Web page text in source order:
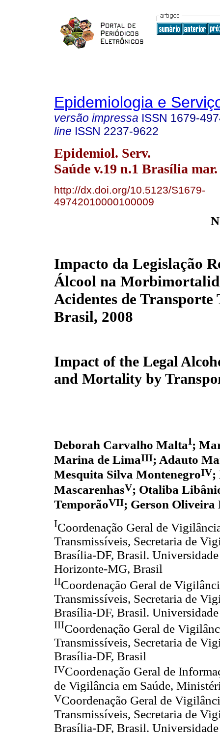
Epidemiologia e
versão impressa ISSN 1679-
line ISSN 2237-9622
Epidemiol. Serv.
Saúde v.19 n.1 Brasília mar.
http://dx.doi.org/10.5123/S1679-
49742010000100009
Impacto da Legislação
Álcool na
Acidentes de Transporte
Brasil, 2008
Impact of the Legal
and Mortality by
Deborah Carvalho MaltaI;
Marina de LimaIII; Adauto
Mesquita Silva MontenegroIV;
MascarenhasV; Otaliba
TemporãoVII; Gerson Oliveira
ICoordenação Geral de
Transmissíveis, Secretaria de
Brasília-DF, Brasil.
Horizonte-MG, Brasil
IICoordenação Geral de
Transmissíveis, Secretaria de
Brasília-DF, Brasil.
IIICoordenação Geral de
Transmissíveis, Secretaria de
Brasília-DF, Brasil
IVCoordenação Geral de
de Vigilância em Saúde,
VCoordenação Geral de
Transmissíveis, Secretaria de
Brasília-DF, Brasil.